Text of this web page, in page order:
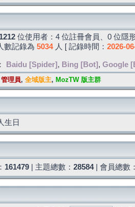
1212 位使用者：4 位註冊會員、0 位隱
數記錄為 5034人 [ 記錄時間： 2026-
Baidu [Spider] , Bing [Bot] , Google
管理員, 全域版主, MozTW 版主群
生日
161479 | 主題總數： 28584| 會員總數